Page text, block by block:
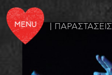
| ΠΑΡΑΣΤΑΣΕΙΣ